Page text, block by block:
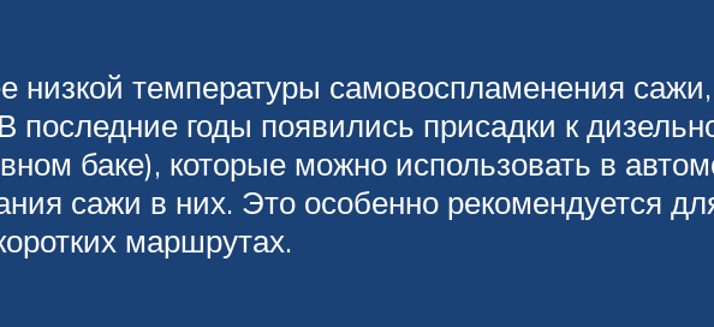
низкой температуры самовоспламенения
годы появились присадки к
баке), которые можно использовать в
сажи в них. Это особенно рекомендуется
маршрутах.